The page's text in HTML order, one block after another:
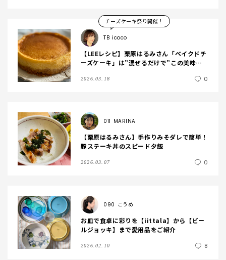
TB icoco
チーズケーキ祭り開催！
【LEEレシピ】栗原はるみさん「ベイクドチ
ーズケーキ」は”混ぜるだけで”この美味し
2026.03.18 0
011 MARINA
【栗原はるみさん】手作りみそダレで簡単！
豚ステーキ丼のスピード夕飯
2026.03.07 0
090 こうめ
お皿で食卓に彩りを【iittala】から【ビー
ルジョッキ】まで愛用品をご紹介
2026.02.10 8